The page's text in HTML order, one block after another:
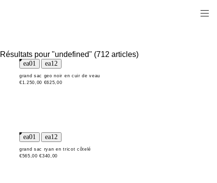
Résultats pour "undefined" (712 articles)
grand sac geo noir en cuir de veau
€1.250,00 €625,00
grand sac ryan en tricot côtelé
€565,00 €340,00